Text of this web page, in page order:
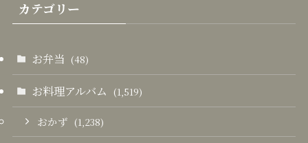
カテゴリー
お弁当 (48)
お料理アルバム (1,519)
おかず (1,238)